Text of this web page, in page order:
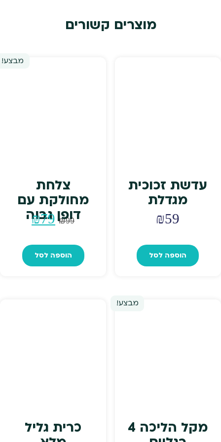
מוצרים קשורים
עדשת זכוכית
מגדלת
₪59
הוספה לסל
מבצע!
צלחת
מחולקת עם
דופן גבוה
₪99
המחיר
היה:
₪79
הוא:
הוספה לסל
מבצע!
מקל הליכה 4
כרית גליל